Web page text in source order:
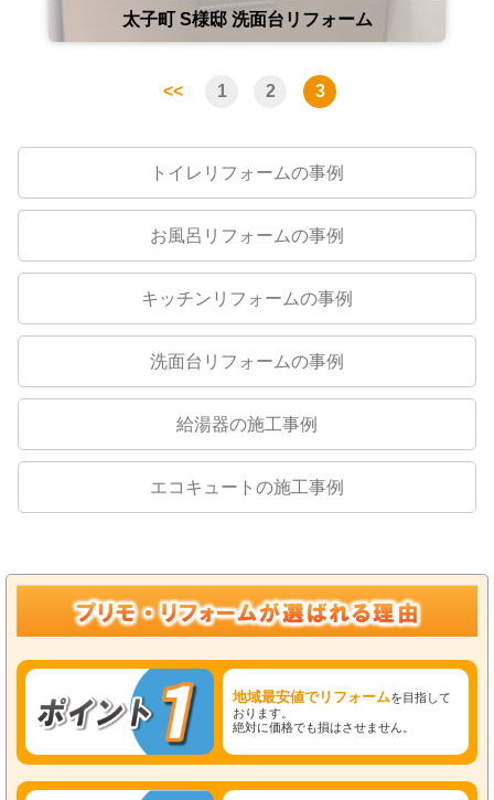
太子町 S様邸 洗面台リフォーム
<< 1 2 3
トイレリフォームの事例
お風呂リフォームの事例
キッチンリフォームの事例
洗面台リフォームの事例
給湯器の施工事例
エコキュートの施工事例
地域最安値でリフォームを目指して
おります。
絶対に価格でも損はさせません。